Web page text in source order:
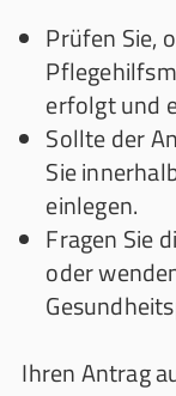
Prüfen Sie,
erfolgt und
Sollte der
Sie
einlegen.
Fragen Sie
oder
Ihren Antrag